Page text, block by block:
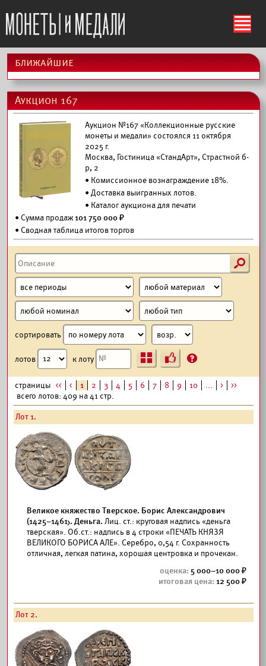
ś
ближайшие
Аукцион 167
Аукцион №167 «Коллекционные русские
монеты и медали» состоялся 11 октября
2025 г.
Москва, Гостиница «СтандАрт», Страстной б-
р, 2
• Комиссионное вознаграждение 18%.
• Доставка выигранных лотов.
• Каталог аукциона для печати
• Сумма продаж101 750 000 ₽
• Сводная таблица итогов торгов
s
сортировать
лотов к лоту Ъ ?
страницы << < 1 2 3 4 5 6 7 8 9 10 ... >
>>
всего лотов: 409 на 41 стр.
Лот 1.
Великое княжество Тверское. Борис Александрович
(1425–1461). Деньга. Лиц. ст.: круговая надпись «деньга
тверская». Об.ст.: надпись в 4 строки «ПЕЧАТЬ КНЯЗЯ
ВЕЛИКОГО БОРИСА АЛЕ». Серебро, 0,54 г. Сохранность
отличная, легкая патина, хорошая центровка и прочекан.
5 000–10 000
12 500
Лот 2.